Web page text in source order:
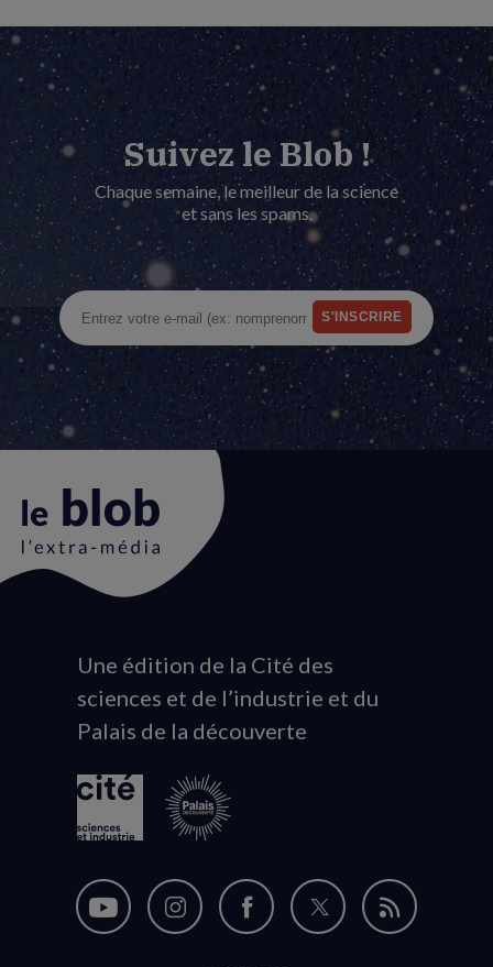
Suivez le Blob !
Chaque semaine, le meilleur de la science
et sans les spams.
Animation
du
logo
Une édition de la Cité des
sciences et de l’industrie et du
Palais de la découverte
Nous
Nous
Nous
Nous
Flux